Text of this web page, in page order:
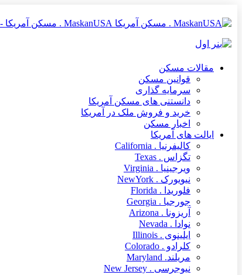
MaskanUSA . مسکن آمریکا - مسکن آمریکا MaskanUSA مرجعی در زمینه املاک و مسکن آمریکا برای فارسی زبانان
مقالات مسکن
قوانین مسکن
سرمایه گذاری
دانستنی های مسکن آمریکا
خرید و فروش ملک در آمریکا
اخبار مسکن
ایالت های آمریکا
کالیفرنیا . California
تگزاس . Texas
ویرجینیا . Virginia
نیویورک . NewYork
فلوریدا . Florida
جورجیا . Georgia
آریزونا . Arizona
نوادا . Nevada
ایلینوی . Illinois
کلرادو . Colorado
مریلند. Maryland
نیوجرسی . New Jersey